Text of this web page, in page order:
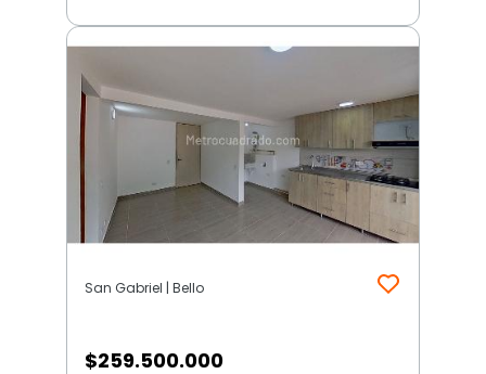
San Gabriel | Bello
$259.500.000